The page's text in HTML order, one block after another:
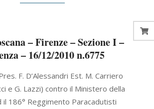
– Firenze – Sezione I –
– 16/12/2010 n.6775
F. D’Alessandri Est. M. Carriero
e G. Lazzi) contro il Ministero della
il 186° Reggimento Paracadutisti